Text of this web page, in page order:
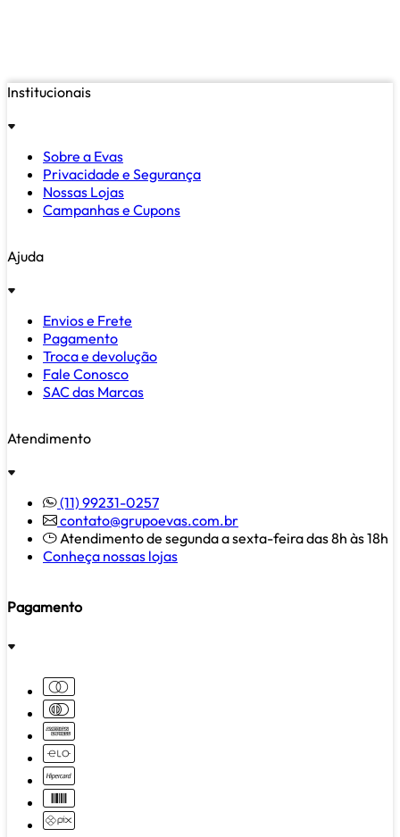
Institucionais
Sobre a Evas
Privacidade e Segurança
Nossas Lojas
Campanhas e Cupons
Ajuda
Envios e Frete
Pagamento
Troca e devolução
Fale Conosco
SAC das Marcas
Atendimento
(11) 99231-0257
contato@grupoevas.com.br
Atendimento de segunda a sexta-feira das 8h às 18h
Conheça nossas lojas
Pagamento